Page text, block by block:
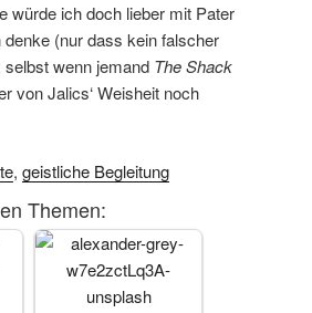
würde ich doch lieber mit Pater
(nur dass kein falscher
wenn jemand The Shack
von Jalics‘ Weisheit noch
, geistliche Begleitung
Themen: